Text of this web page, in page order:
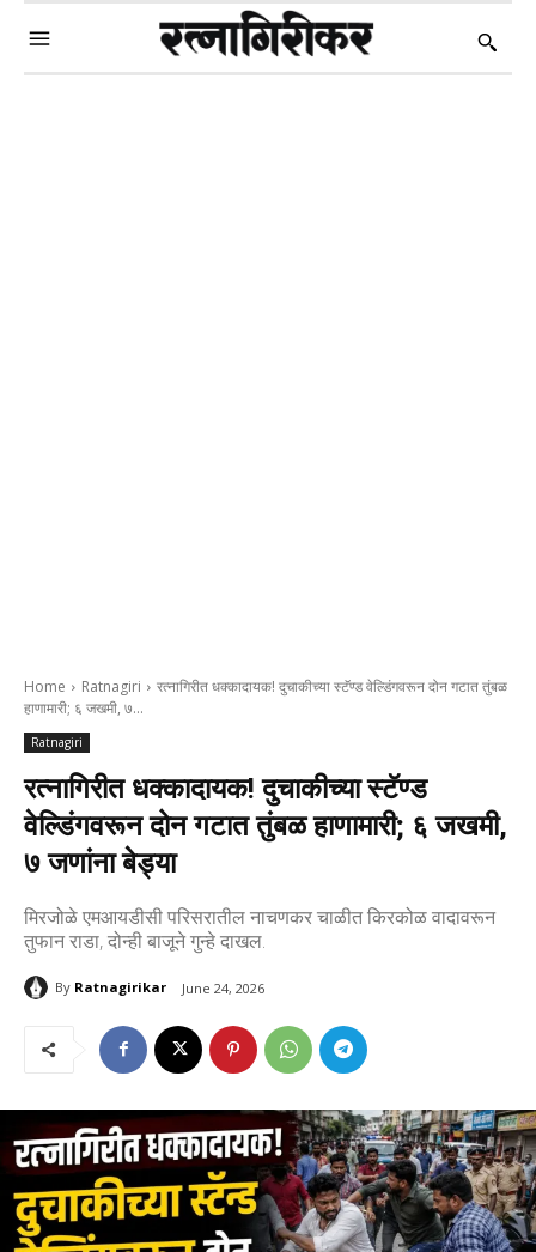
Home Ratnagiri
रत्नागिरीत धक्कादायक! दुचाकीच्या स्टॅण्ड वेल्डिंगवरून दोन गटात तुंबळ
हाणामारी; ६ जखमी, ७...
Ratnagiri
रत्नागिरीत धक्कादायक! दुचाकीच्या स्टॅण्ड
वेल्डिंगवरून दोन गटात तुंबळ हाणामारी; ६ जखमी,
७ जणांना बेड्या
मिरजोळे एमआयडीसी परिसरातील नाचणकर चाळीत किरकोळ वादावरून
तुफान राडा, दोन्ही बाजूने गुन्हे दाखल.
By Ratnagirikar June 24, 2026